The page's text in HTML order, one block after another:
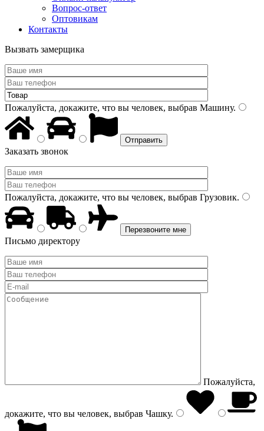
Вопрос-ответ
Оптовикам
Контакты
Вызвать замерщика
Пожалуйста, докажите, что вы человек, выбрав Машину.
Заказать звонок
Пожалуйста, докажите, что вы человек, выбрав Грузовик.
Письмо директору
Пожалуйста,
докажите, что вы человек, выбрав Чашку.